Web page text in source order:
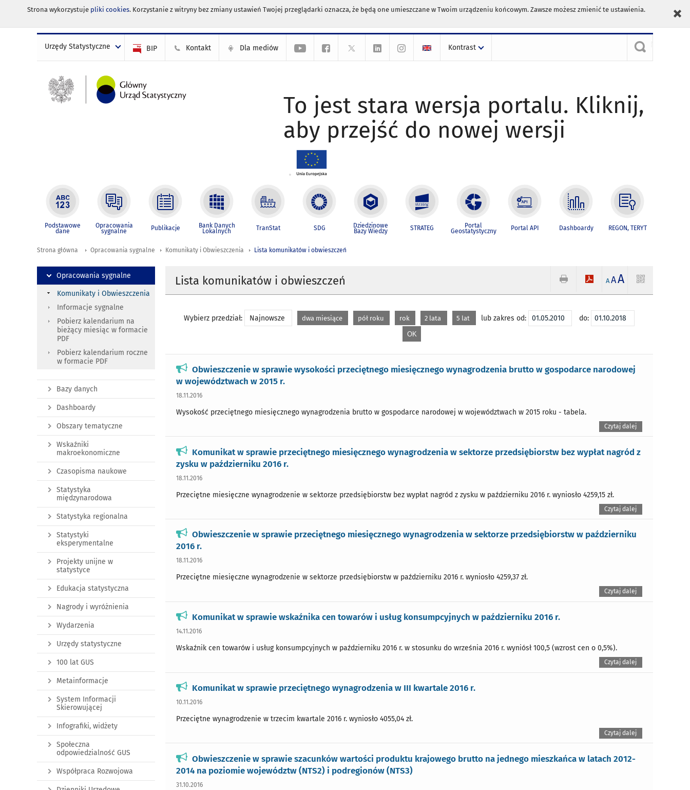
Strona wykorzystuje pliki cookies. Korzystanie z witryny bez zmiany ustawień Twojej przeglądarki oznacza, że będą one umieszczane w Twoim urządzeniu końcowym. Zawsze możesz zmienić te ustawienia.
Urzędy Statystyczne BIP Kontakt Dla mediów Kontrast
To jest stara wersja portalu. Kliknij,
aby przejść do nowej wersji
Podstawowe
dane
Opracowania
sygnalne Publikacje Bank Danych
Lokalnych TranStat SDG Dziedzinowe
Bazy Wiedzy STRATEG Portal
Geostatystyczny Portal API Dashboardy REGON, TERYT
Strona główna Opracowania sygnalne Komunikaty i Obwieszczenia Lista komunikatów i obwieszczeń
Lista komunikatów i obwieszczeń A AA
Wybierz przedział: Najnowsze dwa miesiące pół roku rok 2 lata 5 lat lub zakres od: do:
Obwieszczenie w sprawie wysokości przeciętnego miesięcznego wynagrodzenia brutto w gospodarce narodowej
w województwach w 2015 r.
18.11.2016
Wysokość przeciętnego miesięcznego wynagrodzenia brutto w gospodarce narodowej w województwach w 2015 roku - tabela.
Czytaj dalej
Komunikat w sprawie przeciętnego miesięcznego wynagrodzenia w sektorze przedsiębiorstw bez wypłat nagród z
zysku w październiku 2016 r.
18.11.2016
Przeciętne miesięczne wynagrodzenie w sektorze przedsiębiorstw bez wypłat nagród z zysku w październiku 2016 r. wyniosło 4259,15 zł.
Czytaj dalej
Obwieszczenie w sprawie przeciętnego miesięcznego wynagrodzenia w sektorze przedsiębiorstw w październiku
2016 r.
18.11.2016
Przeciętne miesięczne wynagrodzenie w sektorze przedsiębiorstw w październiku 2016 r. wyniosło 4259,37 zł.
Czytaj dalej
Komunikat w sprawie wskaźnika cen towarów i usług konsumpcyjnych w październiku 2016 r.
14.11.2016
Wskaźnik cen towarów i usług konsumpcyjnych w październiku 2016 r. w stosunku do września 2016 r. wyniósł 100,5 (wzrost cen o 0,5%).
Czytaj dalej
Komunikat w sprawie przeciętnego wynagrodzenia w III kwartale 2016 r.
10.11.2016
Przeciętne wynagrodzenie w trzecim kwartale 2016 r. wyniosło 4055,04 zł.
Czytaj dalej
Obwieszczenie w sprawie szacunków wartości produktu krajowego brutto na jednego mieszkańca w latach 2012-
2014 na poziomie województw (NTS2) i podregionów (NTS3)
31.10.2016
Opracowania sygnalne
Komunikaty i Obwieszczenia
Informacje sygnalne
Pobierz kalendarium na
bieżący miesiąc w formacie
PDF
Pobierz kalendarium roczne
w formacie PDF
Bazy danych
Dashboardy
Obszary tematyczne
Wskaźniki
makroekonomiczne
Czasopisma naukowe
Statystyka
międzynarodowa
Statystyka regionalna
Statystyki
eksperymentalne
Projekty unijne w
statystyce
Edukacja statystyczna
Nagrody i wyróżnienia
Wydarzenia
Urzędy statystyczne
100 lat GUS
Metainformacje
System Informacji
Skierowującej
Infografiki, widżety
Społeczna
odpowiedzialność GUS
Współpraca Rozwojowa